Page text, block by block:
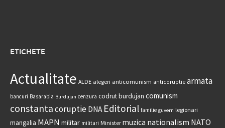
ETICHETE
Actualitate ALDE alegeri anticomunism anticoruptie armata
bancuri Basarabia Burdujan cenzura codrut burdujan comunism
constantacoruptie DNA Editorial familie guvern legionari
mangalia MAPN militar militari Minister muzica nationalism NATO